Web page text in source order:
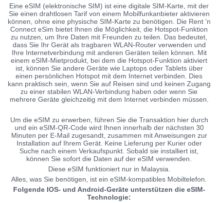
Eine eSIM (elektronische SIM) ist eine digitale SIM-Karte, mit der
Sie einen drahtlosen Tarif von einem Mobilfunkanbieter aktivieren
können, ohne eine physische SIM-Karte zu benötigen. Die Rent 'n
Connect eSim bietet Ihnen die Möglichkeit, die Hotspot-Funktion
zu nutzen, um Ihre Daten mit Freunden zu teilen. Das bedeutet,
dass Sie Ihr Gerät als tragbaren WLAN-Router verwenden und
Ihre Internetverbindung mit anderen Geräten teilen können. Mit
einem eSIM-Mietprodukt, bei dem die Hotspot-Funktion aktiviert
ist, können Sie andere Geräte wie Laptops oder Tablets über
einen persönlichen Hotspot mit dem Internet verbinden. Dies
kann praktisch sein, wenn Sie auf Reisen sind und keinen Zugang
zu einer stabilen WLAN-Verbindung haben oder wenn Sie
mehrere Geräte gleichzeitig mit dem Internet verbinden müssen.
Um die eSIM zu erwerben, führen Sie die Transaktion hier durch
und ein eSIM-QR-Code wird Ihnen innerhalb der nächsten 30
Minuten per E-Mail zugesandt, zusammen mit Anweisungen zur
Installation auf Ihrem Gerät. Keine Lieferung per Kurier oder
Suche nach einem Verkaufspunkt. Sobald sie installiert ist,
können Sie sofort die Daten auf der eSIM verwenden.
Diese eSIM funktioniert nur in Malaysia.
Alles, was Sie benötigen, ist ein eSIM-kompatibles Mobiltelefon.
Folgende IOS- und Android-Geräte unterstützen die eSIM-
Technologie: